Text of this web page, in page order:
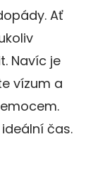
Ať
Navíc je
vízum a
čas.